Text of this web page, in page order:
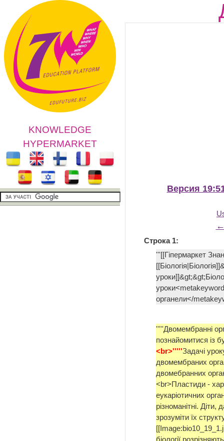
KNOWLEDGE
HYPERMARKET
Версия
Строка 1:
'''[[Гіпермаркет
органели</
'''''Двомембранні
познайомитися із
<br>'''''Задачі
двомембраних
двомебранних
<br>Пластиди -
еукаріотичних
різноманітні.
зрозуміти їх
біології